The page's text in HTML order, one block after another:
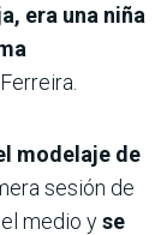
era una niña
modelaje de
sesión de
medio yse